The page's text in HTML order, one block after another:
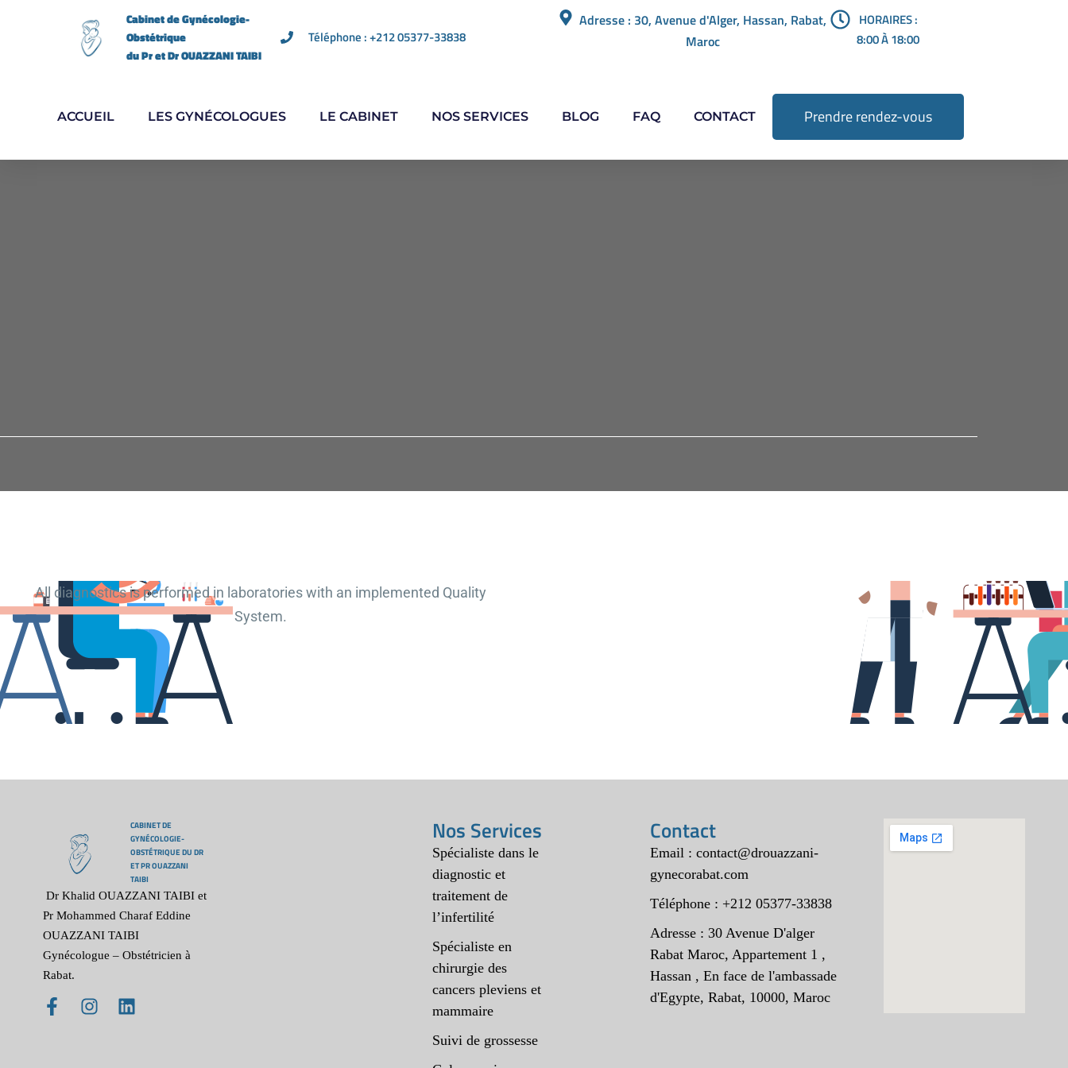
Cabinet de Gynécologie-
Obstétrique
du Pr et Dr OUAZZANI TAIBI
Téléphone : +212 05377-33838
Adresse : 30, Avenue d'Alger, Hassan, Rabat,
Maroc
HORAIRES :
8:00 À 18:00
ACCUEIL LES GYNÉCOLOGUES LE CABINET NOS SERVICES BLOG FAQ CONTACT Prendre rendez-vous
All diagnostics is performed in laboratories with an implemented Quality
System.
CABINET DE
GYNÉCOLOGIE-
OBSTÉTRIQUE DU DR
ET PR OUAZZANI
TAIBI
Dr Khalid OUAZZANI TAIBI et
Pr Mohammed Charaf Eddine
OUAZZANI TAIBI
Gynécologue – Obstétricien à
Rabat.
Nos Services
Spécialiste dans le
diagnostic et
traitement de
l’infertilité
Spécialiste en
chirurgie des
cancers pleviens et
mammaire
Suivi de grossesse
Contact
Email : contact@drouazzani-
gynecorabat.com
Téléphone : +212 05377-33838
Adresse : 30 Avenue D'alger
Rabat Maroc, Appartement 1 ,
Hassan , En face de l'ambassade
d'Egypte, Rabat, 10000, Maroc